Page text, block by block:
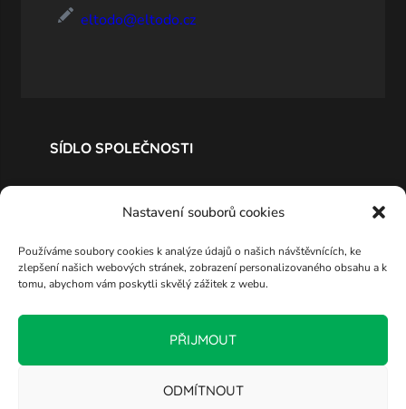
Nastavení souborů cookies
Používáme soubory cookies k analýze údajů o našich návštěvnících, ke
zlepšení našich webových stránek, zobrazení personalizovaného obsahu a k
tomu, abychom vám poskytli skvělý zážitek z webu.
PŘIJMOUT
ODMÍTNOUT
eltodo@eltodo.cz
SÍDLO SPOLEČNOSTI